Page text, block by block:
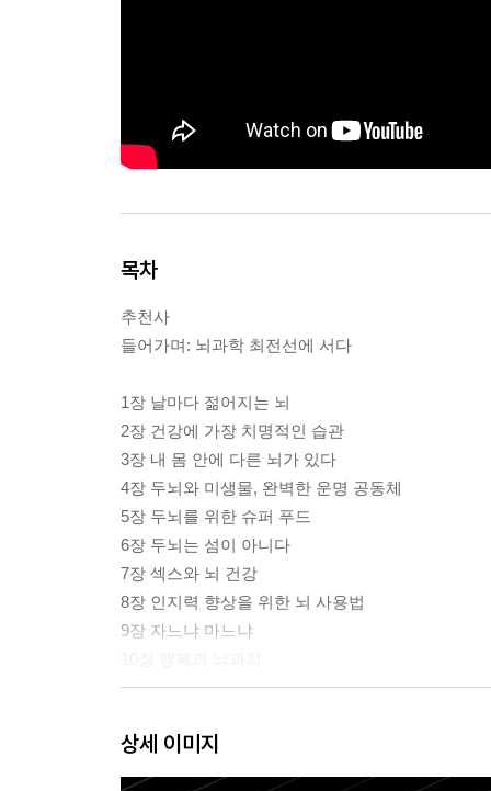
목차
추천사
들어가며: 뇌과학 최전선에 서다
1장 날마다 젊어지는 뇌
2장 건강에 가장 치명적인 습관
3장 내 몸 안에 다른 뇌가 있다
4장 두뇌와 미생물, 완벽한 운명 공동체
5장 두뇌를 위한 슈퍼 푸드
6장 두뇌는 섬이 아니다
7장 섹스와 뇌 건강
8장 인지력 향상을 위한 뇌 사용법
9장 자느냐 마느냐
감사의 글
미주
상세 이미지